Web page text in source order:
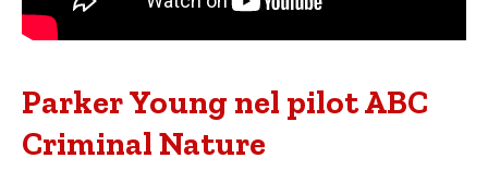
Parker Young nel pilot ABC
Criminal Nature